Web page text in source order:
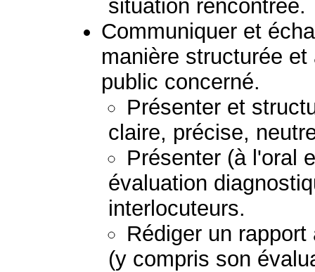
situation rencontrée.
Communiquer et
manière structurée
public concerné.
Présenter et
claire, précise,
Présenter (à l'oral
évaluation
interlocuteurs.
Rédiger un
(y compris son